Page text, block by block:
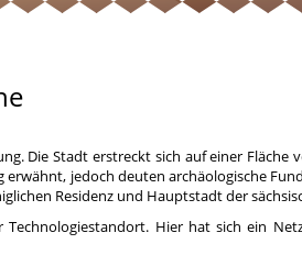
Die Stadt erstreckt sich auf einer Fläche
jedoch deuten archäologische
Residenz und Hauptstadt der
Hier hat sich ein